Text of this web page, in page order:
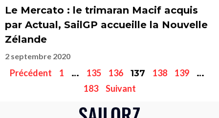
Le Mercato : le trimaran Macif acquis
par Actual, SailGP accueille la Nouvelle
Zélande
2 septembre 2020
Précédent 1 … 135 136 137 138 139
…
183
Suivant